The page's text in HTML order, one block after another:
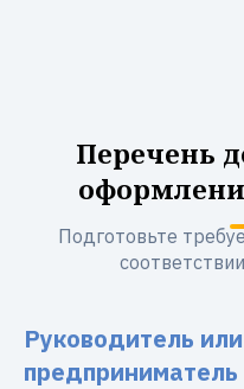
Перечень
Подготовьте
Руководитель
предприниматель